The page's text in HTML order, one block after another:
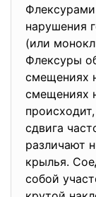
нарушения
(или
Флексуры
смещениях
смещениях
сдвига
различают
крылья.
собой